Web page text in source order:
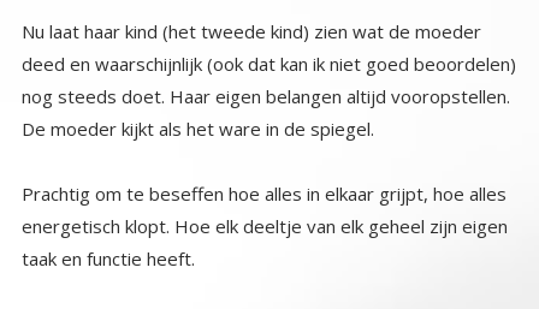
Nu laat haar kind (het tweede kind) zien wat de moeder
deed en waarschijnlijk (ook dat kan ik niet goed beoordelen)
nog steeds doet. Haar eigen belangen altijd vooropstellen.
De moeder kijkt als het ware in de spiegel.
Prachtig om te beseffen hoe alles in elkaar grijpt, hoe alles
energetisch klopt. Hoe elk deeltje van elk geheel zijn eigen
taak en functie heeft.